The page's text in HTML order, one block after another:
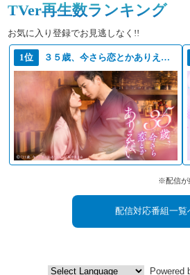
TVer再生数ランキング
お気に入り登録でお見逃しなく!!
1位 ３５歳、今さら恋とかありえない
※配信が
配信対応番組一覧
Powered